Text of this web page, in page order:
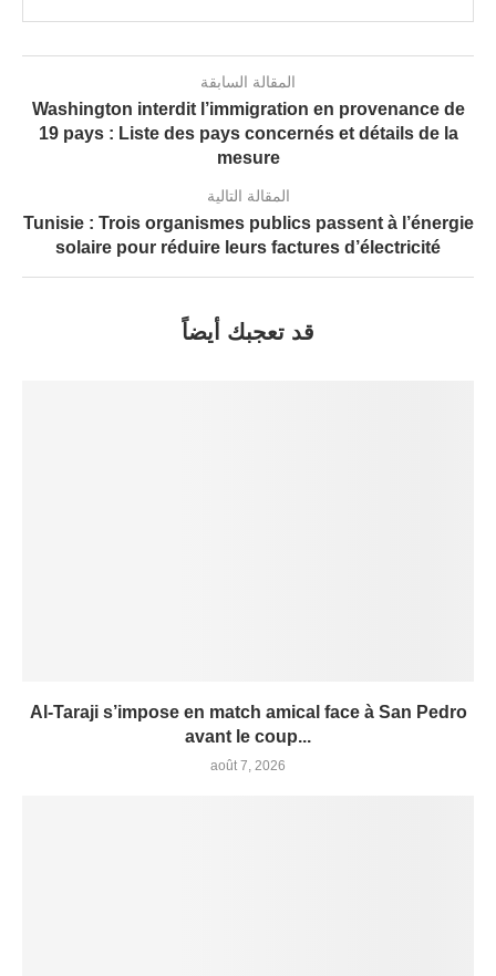
المقالة السابقة
Washington interdit l’immigration en provenance de
19 pays : Liste des pays concernés et détails de la
mesure
المقالة التالية
Tunisie : Trois organismes publics passent à l’énergie
solaire pour réduire leurs factures d’électricité
قد تعجبك أيضاً
Al-Taraji s’impose en match amical face à San Pedro
avant le coup...
août 7, 2026